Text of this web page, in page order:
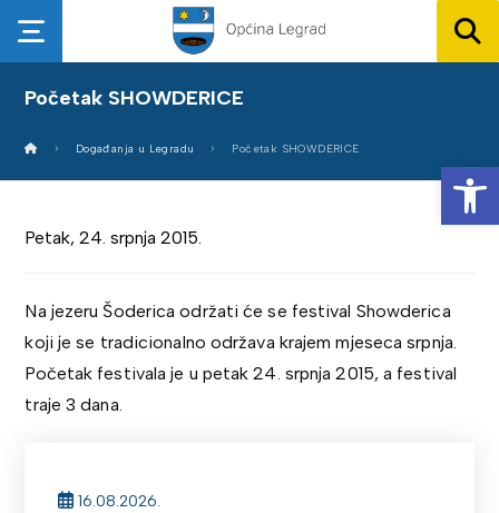
Početak SHOWDERICE
Događanja u Legradu Početak SHOWDERICE
Petak, 24. srpnja 2015.
Na jezeru Šoderica održati će se festival Showderica
koji je se tradicionalno održava krajem mjeseca srpnja.
Početak festivala je u petak 24. srpnja 2015, a festival
traje 3 dana.
16.08.2026.